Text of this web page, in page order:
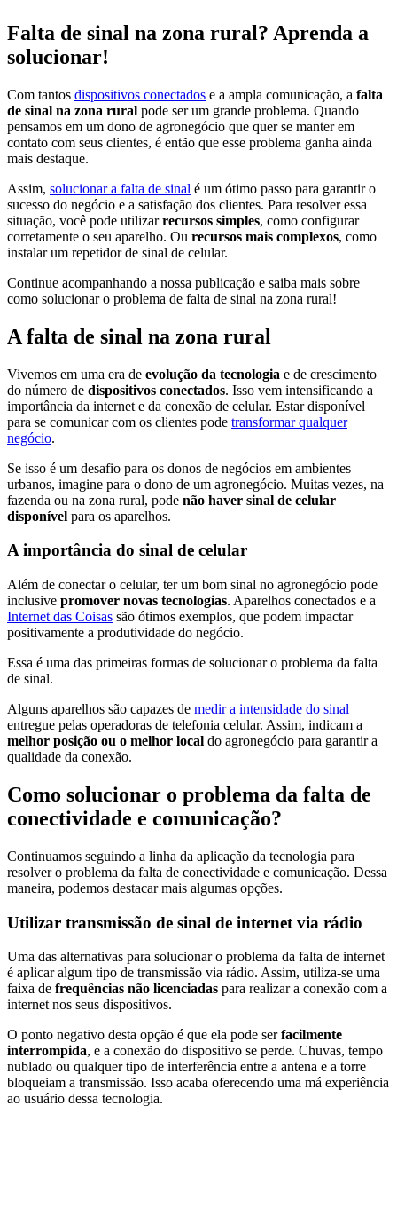
Falta de sinal na zona rural? Aprenda a
solucionar!
Com tantos dispositivos conectados e a ampla comunicação, a falta
de sinal na zona rural pode ser um grande problema. Quando
pensamos em um dono de agronegócio que quer se manter em
contato com seus clientes, é então que esse problema ganha ainda
mais destaque.
Assim, solucionar a falta de sinal é um ótimo passo para garantir o
sucesso do negócio e a satisfação dos clientes. Para resolver essa
situação, você pode utilizarrecursos simples, como configurar
corretamente o seu aparelho. Ou recursos mais complexos, como
instalar um repetidor de sinal de celular.
Continue acompanhando a nossa publicação e saiba mais sobre
como solucionar o problema de falta de sinal na zona rural!
A falta de sinal na zona rural
Vivemos em uma era de evolução da tecnologia e de crescimento
do número de dispositivos conectados. Isso vem intensificando a
importância da internet e da conexão de celular. Estar disponível
para se comunicar com os clientes pode transformar qualquer
negócio.
Se isso é um desafio para os donos de negócios em ambientes
urbanos, imagine para o dono de um agronegócio. Muitas vezes, na
fazenda ou na zona rural, pode não haver sinal de celular
disponível para os aparelhos.
A importância do sinal de celular
Além de conectar o celular, ter um bom sinal no agronegócio pode
inclusive promover novas tecnologias. Aparelhos conectados e a
Internet das Coisas são ótimos exemplos, que podem impactar
positivamente a produtividade do negócio.
Essa é uma das primeiras formas de solucionar o problema da falta
de sinal.
Alguns aparelhos são capazes de medir a intensidade do sinal
entregue pelas operadoras de telefonia celular. Assim, indicam a
melhor posição ou o melhor local do agronegócio para garantir a
qualidade da conexão.
Como solucionar o problema da falta de
conectividade e comunicação?
Continuamos seguindo a linha da aplicação da tecnologia para
resolver o problema da falta de conectividade e comunicação. Dessa
maneira, podemos destacar mais algumas opções.
Utilizar transmissão de sinal de internet via rádio
Uma das alternativas para solucionar o problema da falta de internet
é aplicar algum tipo de transmissão via rádio. Assim, utiliza-se uma
faixa de frequências não licenciadas para realizar a conexão com a
internet nos seus dispositivos.
O ponto negativo desta opção é que ela pode serfacilmente
interrompida, e a conexão do dispositivo se perde. Chuvas, tempo
nublado ou qualquer tipo de interferência entre a antena e a torre
bloqueiam a transmissão. Isso acaba oferecendo uma má experiência
ao usuário dessa tecnologia.